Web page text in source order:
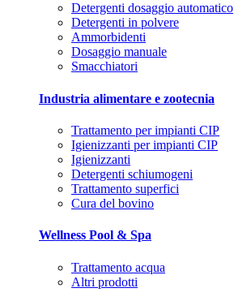
Detergenti dosaggio automatico
Detergenti in polvere
Ammorbidenti
Dosaggio manuale
Smacchiatori
Industria alimentare e zootecnia
Trattamento per impianti CIP
Igienizzanti per impianti CIP
Igienizzanti
Detergenti schiumogeni
Trattamento superfici
Cura del bovino
Wellness Pool & Spa
Trattamento acqua
Altri prodotti